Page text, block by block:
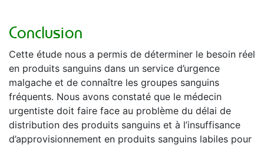
Conclusion
Cette étude nous a permis de déterminer le besoin réel
en produits sanguins dans un service d’urgence
malgache et de connaître les groupes sanguins
fréquents. Nous avons constaté que le médecin
urgentiste doit faire face au problème du délai de
distribution des produits sanguins et à l’insuffisance
d’approvisionnement en produits sanguins labiles pour